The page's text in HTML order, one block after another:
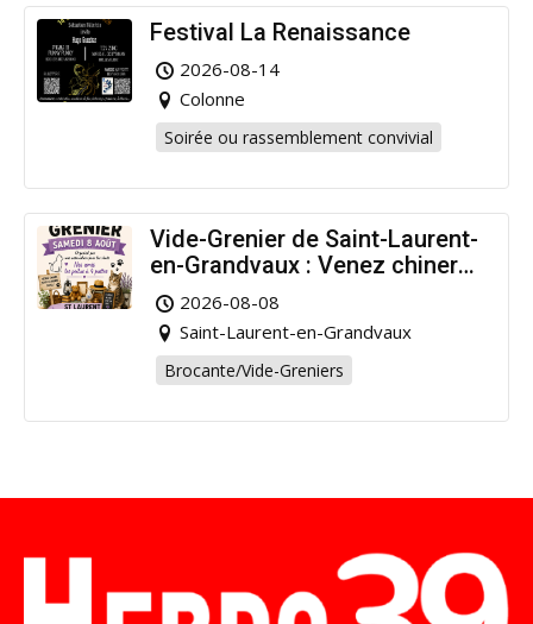
Festival La Renaissance
2026-08-14
Colonne
Soirée ou rassemblement convivial
Vide-Grenier de Saint-Laurent-
en-Grandvaux : Venez chiner
pour la bonne cause !
2026-08-08
Saint-Laurent-en-Grandvaux
Brocante/Vide-Greniers